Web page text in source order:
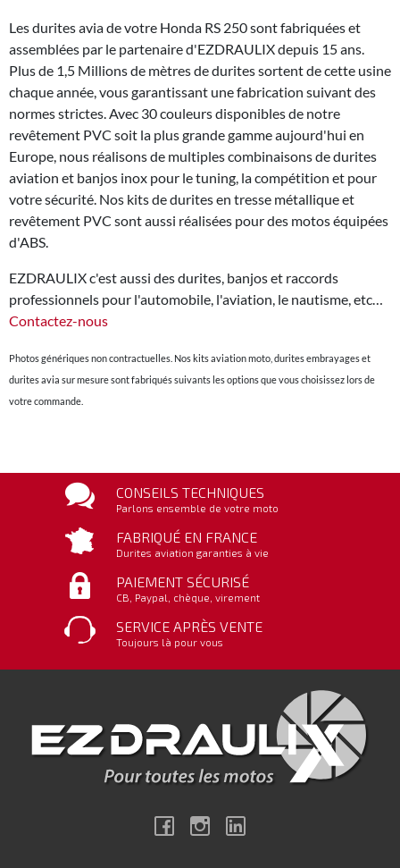
Les durites avia de votre Honda RS 250 sont fabriquées et
assemblées par le partenaire d'EZDRAULIX depuis 15 ans.
Plus de 1,5 Millions de mètres de durites sortent de cette usine
chaque année, vous garantissant une fabrication suivant des
normes strictes. Avec 30 couleurs disponibles de notre
revêtement PVC soit la plus grande gamme aujourd'hui en
Europe, nous réalisons de multiples combinaisons de durites
aviation et banjos inox pour le tuning, la compétition et pour
votre sécurité. Nos kits de durites en tresse métallique et
revêtement PVC sont aussi réalisées pour des motos équipées
d'ABS.
EZDRAULIX c'est aussi des durites, banjos et raccords
professionnels pour l'automobile, l'aviation, le nautisme, etc…
Contactez-nous
Photos génériques non contractuelles. Nos kits aviation moto, durites embrayages et
durites avia sur mesure sont fabriqués suivants les options que vous choisissez lors de
votre commande.
CONSEILS TECHNIQUES
Parlons ensemble de votre moto
FABRIQUÉ EN FRANCE
Durites aviation garanties à vie
PAIEMENT SÉCURISÉ
CB, Paypal, chèque, virement
SERVICE APRÈS VENTE
Toujours là pour vous
FacebookInstagram